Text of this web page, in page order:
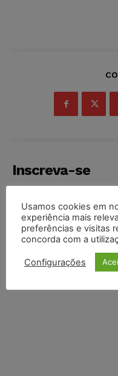
Inscreva-se
Li e aceito aPolítica de
Usamos cookies em
experiência mais
preferências e visitas
concorda com a
Configurações